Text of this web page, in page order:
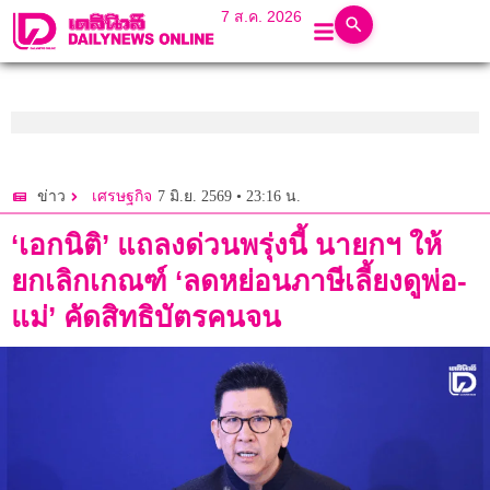
7 ส.ค. 2026
ข่าว เศรษฐกิจ 7 มิ.ย. 2569 • 23:16 น.
‘เอกนิติ’ แถลงด่วนพรุ่งนี้ นายกฯ ให้
ยกเลิกเกณฑ์ ‘ลดหย่อนภาษีเลี้ยงดูพ่อ-
แม่’ คัดสิทธิบัตรคนจน